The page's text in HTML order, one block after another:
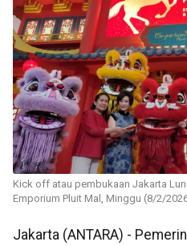
Kick off atau pembukaan Jakarta
Emporium Pluit Mal, Minggu (8/2/
Jakarta (ANTARA) -